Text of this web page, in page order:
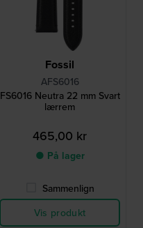
Fossil
AFS6016
FS6016 Neutra 22 mm Svart
lærrem
465,00 kr
● På lager
Sammenlign
Vis produkt